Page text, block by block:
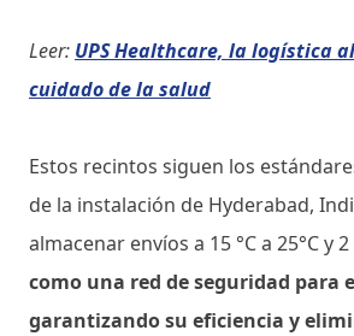
Leer: UPS Healthcare, la logística
cuidado de la salud
Estos recintos siguen los
de la instalación de Hyderabad,
almacenar envíos a 15 °C a 25°C y 2
como una red de seguridad para
garantizando su eficiencia y